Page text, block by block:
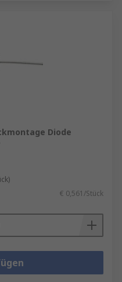
Diode
€ 0,561/Stück